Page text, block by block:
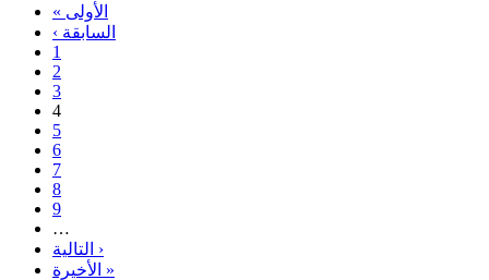
« الأولى
‹ السابقة
1
2
3
4
5
6
7
8
9
…
التالية ›
الأخيرة »